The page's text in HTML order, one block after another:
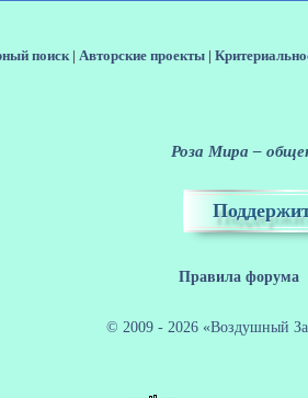
поиск| Авторские проекты
Роза Мира –
Правила форума
© 2009 - 2026 «Воздушный